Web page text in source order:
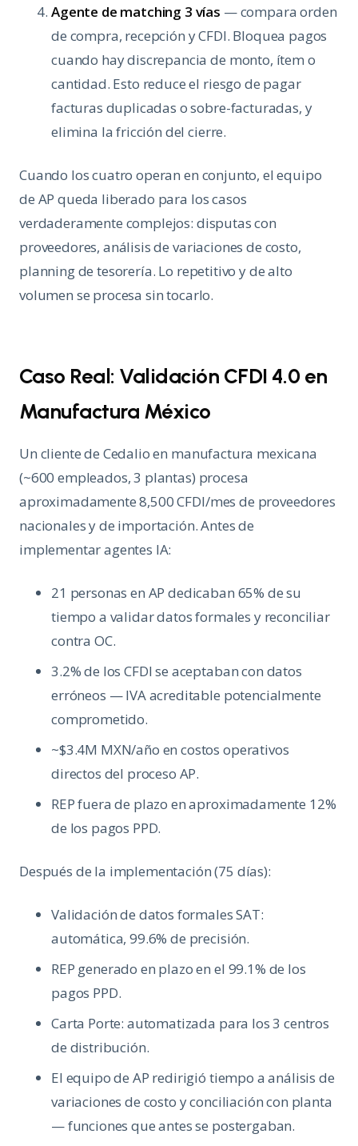
Agente de matching 3 vías — compara orden
de compra, recepción y CFDI. Bloquea pagos
cuando hay discrepancia de monto, ítem o
cantidad. Esto reduce el riesgo de pagar
facturas duplicadas o sobre-facturadas, y
elimina la fricción del cierre.
Cuando los cuatro operan en conjunto, el equipo
de AP queda liberado para los casos
verdaderamente complejos: disputas con
proveedores, análisis de variaciones de costo,
planning de tesorería. Lo repetitivo y de alto
volumen se procesa sin tocarlo.
Caso Real: Validación CFDI 4.0 en
Manufactura México
Un cliente de Cedalio en manufactura mexicana
(~600 empleados, 3 plantas) procesa
aproximadamente 8,500 CFDI/mes de proveedores
nacionales y de importación. Antes de
implementar agentes IA:
21 personas en AP dedicaban 65% de su
tiempo a validar datos formales y reconciliar
contra OC.
3.2% de los CFDI se aceptaban con datos
erróneos — IVA acreditable potencialmente
comprometido.
~$3.4M MXN/año en costos operativos
directos del proceso AP.
REP fuera de plazo en aproximadamente 12%
de los pagos PPD.
Después de la implementación (75 días):
Validación de datos formales SAT:
automática, 99.6% de precisión.
REP generado en plazo en el 99.1% de los
pagos PPD.
Carta Porte: automatizada para los 3 centros
de distribución.
El equipo de AP redirigió tiempo a análisis de
variaciones de costo y conciliación con planta
— funciones que antes se postergaban.